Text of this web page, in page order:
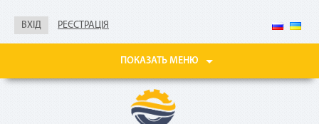
ВХІД РЕЄСТРАЦІЯ
ПОКАЗАТЬ МЕНЮ
справка о доходах
месяцев
с небольшой